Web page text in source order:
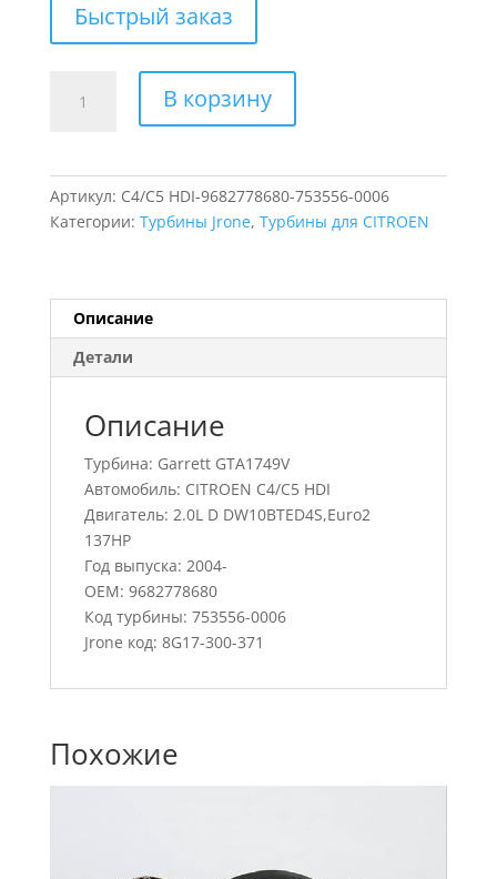
Быстрый заказ
товара
C4/C5
9682778680
В корзину
Артикул: C4/C5 HDI-9682778680-753556-0006
Категории: Турбины Jrone, Турбины для CITROEN
Описание
Детали
Описание
Турбина: Garrett GTA1749V
Автомобиль: CITROEN C4/C5 HDI
Двигатель: 2.0L D DW10BTED4S,Euro2
137HP
Год выпуска: 2004-
OEM: 9682778680
Код турбины: 753556-0006
Jrone код: 8G17-300-371
Похожие